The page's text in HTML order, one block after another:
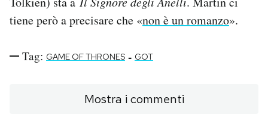
tiene però a precisare che «non è un romanzo».
Tag: GAME OF THRONES - GOT
Mostra i commenti